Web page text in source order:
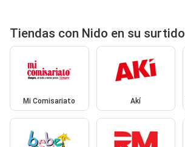
Tiendas con Nido en su surtido
Mi Comisariato Akí